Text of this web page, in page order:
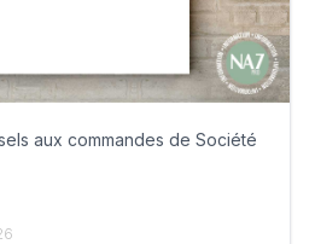
aux commandes de Société